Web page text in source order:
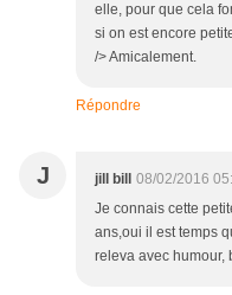
elle, pour que cela
si on est encore
/> Amicalement.
Répondre
J jill bill
08/02/2016
Je connais cette
ans,oui il est temps
releva avec humour,